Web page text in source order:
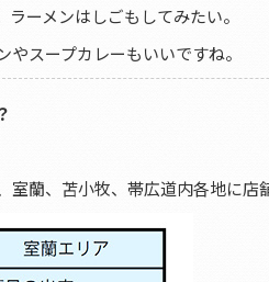
ーメンはしごもしてみたい。
スープカレーもいいですね。
蘭、苫小牧、帯広道内各地に店